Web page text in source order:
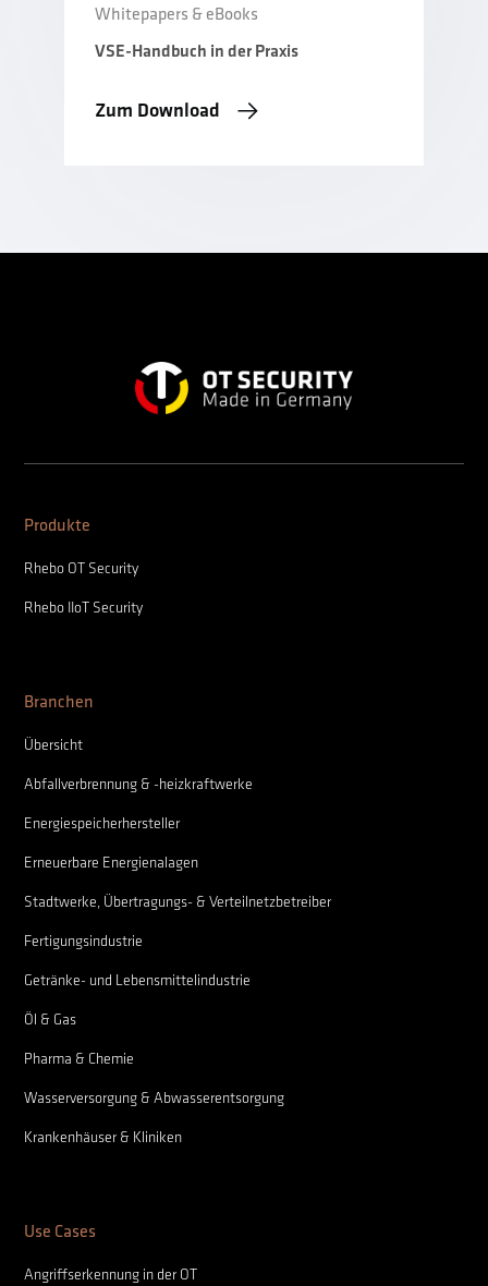
Whitepapers & eBooks
VSE-Handbuch in der Praxis
Zum Download
Produkte
Rhebo OT Security
Rhebo IIoT Security
Branchen
Übersicht
Abfallverbrennung & -heizkraftwerke
Energiespeicherhersteller
Erneuerbare Energienalagen
Stadtwerke, Übertragungs- & Verteilnetzbetreiber
Fertigungsindustrie
Getränke- und Lebensmittelindustrie
Öl & Gas
Pharma & Chemie
Wasserversorgung & Abwasserentsorgung
Krankenhäuser & Kliniken
Use Cases
Angriffserkennung in der OT